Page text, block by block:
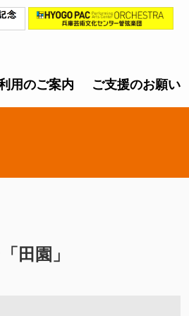
用のご案内 ご支援のお願い
田園」